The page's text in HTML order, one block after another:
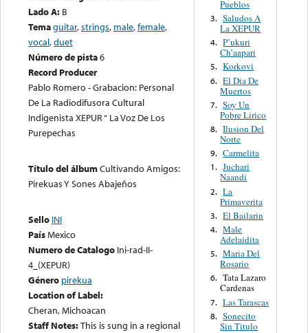
Lado A: B
Temaguitar,strings, male,female,
vocal,duet
Número de pista6
Record Producer
Pablo Romero - Grabacion: Personal
De La Radiodifusora Cultural
Indigenista XEPUR “ La Voz De Los
Purepechas
Título del álbumCultivando Amigos:
Pirekuas Y Sones Abajeños
Sello INI
PaísMexico
Numero de Catalogo Ini-rad-II-
4_(XEPUR)
Género pirekua
Location of Label:
Cheran, Michoacan
Staff Notes:This is sung in a regional
Pueblos
3. Saludos A
La XEPUR
4. P’ukuri
Ch’aapari
5. Korkovi
6. El Dia De
Muertos
7. Soy Un
Pobre Lirico
8. Ilusion Del
Norte
9. Carmelita
1. Juchari
Naandi
2. La
Primaverita
3. El Bailarin
4. Male
Adelaidita
5. Maria Del
Rosario
6. Tata Lazaro
Cardenas
7. Las Tarascas
8. Sonecito
Sin Titulo